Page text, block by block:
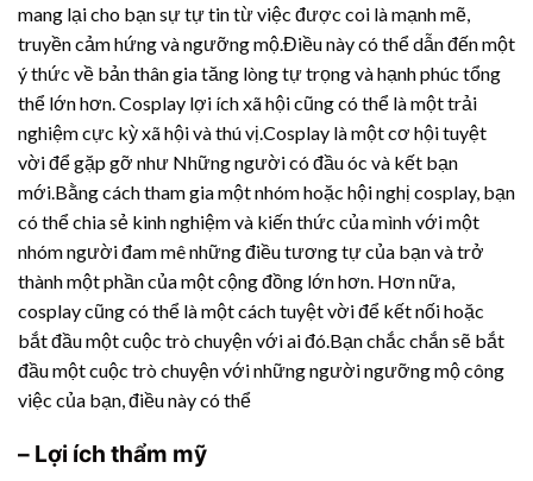
mang lại cho bạn sự tự tin từ việc được coi là mạnh mẽ,
truyền cảm hứng và ngưỡng mộ.Điều này có thể dẫn đến một
ý thức về bản thân gia tăng lòng tự trọng và hạnh phúc tổng
thể lớn hơn. Cosplay lợi ích xã hội cũng có thể là một trải
nghiệm cực kỳ xã hội và thú vị.Cosplay là một cơ hội tuyệt
vời để gặp gỡ như Những người có đầu óc và kết bạn
mới.Bằng cách tham gia một nhóm hoặc hội nghị cosplay, bạn
có thể chia sẻ kinh nghiệm và kiến thức của mình với một
nhóm người đam mê những điều tương tự của bạn và trở
thành một phần của một cộng đồng lớn hơn. Hơn nữa,
cosplay cũng có thể là một cách tuyệt vời để kết nối hoặc
bắt đầu một cuộc trò chuyện với ai đó.Bạn chắc chắn sẽ bắt
đầu một cuộc trò chuyện với những người ngưỡng mộ công
việc của bạn, điều này có thể
– Lợi ích thẩm mỹ